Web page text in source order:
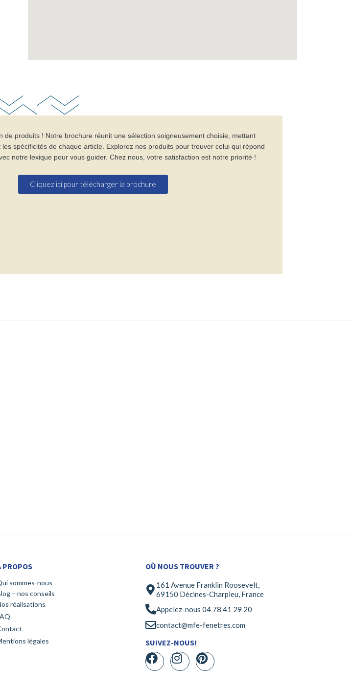
de produits ! Notre brochure réunit une sélection soigneusement choisie, mettant
spécificités de chaque article. Explorez nos produits pour trouver celui qui répond
notre lexique pour vous guider. Chez nous, votre satisfaction est notre priorité !
Cliquez ici pour télécharger la brochure
PROPOS
sommes-nous
– nos conseils
réalisations
légales
OÙ NOUS TROUVER ?
161 Avenue Franklin Roosevelt,
69150 Décines-Charpieu, France
Appelez-nous 04 78 41 29 20
contact@mfe-fenetres.com
SUIVEZ-NOUS!